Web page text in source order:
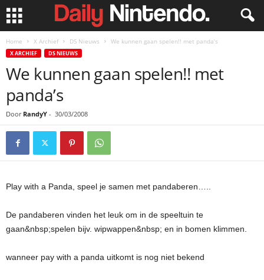
Home X Archief DS Nieuws We kunnen gaan spelen!! met panda’s
X ARCHIEF DS NIEUWS
We kunnen gaan spelen!! met
panda’s
Door RandyY - 30/03/2008
Play with a Panda, speel je samen met pandaberen…..
De pandaberen vinden het leuk om in de speeltuin te
gaan&nbsp;spelen bijv. wipwappen&nbsp; en in bomen klimmen.
wanneer pay with a panda uitkomt is nog niet bekend